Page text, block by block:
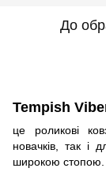
До
Tempish
це роликові
новачків, так і
широкою стопою.